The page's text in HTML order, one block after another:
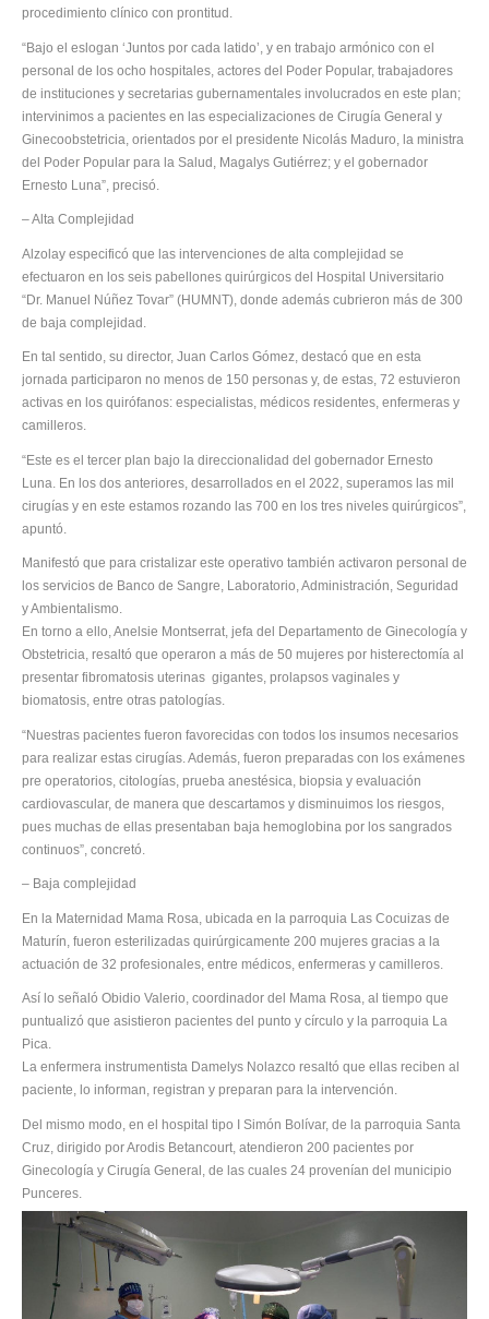
procedimiento clínico con prontitud.
“Bajo el eslogan ‘Juntos por cada latido’, y en trabajo armónico con el
personal de los ocho hospitales, actores del Poder Popular, trabajadores
de instituciones y secretarias gubernamentales involucrados en este plan;
intervinimos a pacientes en las especializaciones de Cirugía General y
Ginecoobstetricia, orientados por el presidente Nicolás Maduro, la ministra
del Poder Popular para la Salud, Magalys Gutiérrez; y el gobernador
Ernesto Luna”, precisó.
– Alta Complejidad
Alzolay especificó que las intervenciones de alta complejidad se
efectuaron en los seis pabellones quirúrgicos del Hospital Universitario
“Dr. Manuel Núñez Tovar” (HUMNT), donde además cubrieron más de 300
de baja complejidad.
En tal sentido, su director, Juan Carlos Gómez, destacó que en esta
jornada participaron no menos de 150 personas y, de estas, 72 estuvieron
activas en los quirófanos: especialistas, médicos residentes, enfermeras y
camilleros.
“Este es el tercer plan bajo la direccionalidad del gobernador Ernesto
Luna. En los dos anteriores, desarrollados en el 2022, superamos las mil
cirugías y en este estamos rozando las 700 en los tres niveles quirúrgicos”,
apuntó.
Manifestó que para cristalizar este operativo también activaron personal de
los servicios de Banco de Sangre, Laboratorio, Administración, Seguridad
y Ambientalismo.
En torno a ello, Anelsie Montserrat, jefa del Departamento de Ginecología y
Obstetricia, resaltó que operaron a más de 50 mujeres por histerectomía al
presentar fibromatosis uterinas gigantes, prolapsos vaginales y
biomatosis, entre otras patologías.
“Nuestras pacientes fueron favorecidas con todos los insumos necesarios
para realizar estas cirugías. Además, fueron preparadas con los exámenes
pre operatorios, citologías, prueba anestésica, biopsia y evaluación
cardiovascular, de manera que descartamos y disminuimos los riesgos,
pues muchas de ellas presentaban baja hemoglobina por los sangrados
continuos”, concretó.
– Baja complejidad
En la Maternidad Mama Rosa, ubicada en la parroquia Las Cocuizas de
Maturín, fueron esterilizadas quirúrgicamente 200 mujeres gracias a la
actuación de 32 profesionales, entre médicos, enfermeras y camilleros.
Así lo señaló Obidio Valerio, coordinador del Mama Rosa, al tiempo que
puntualizó que asistieron pacientes del punto y círculo y la parroquia La
Pica.
La enfermera instrumentista Damelys Nolazco resaltó que ellas reciben al
paciente, lo informan, registran y preparan para la intervención.
Del mismo modo, en el hospital tipo I Simón Bolívar, de la parroquia Santa
Cruz, dirigido por Arodis Betancourt, atendieron 200 pacientes por
Ginecología y Cirugía General, de las cuales 24 provenían del municipio
Punceres.